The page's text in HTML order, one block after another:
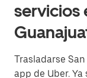
servicios
Trasladarse
app de Uber.